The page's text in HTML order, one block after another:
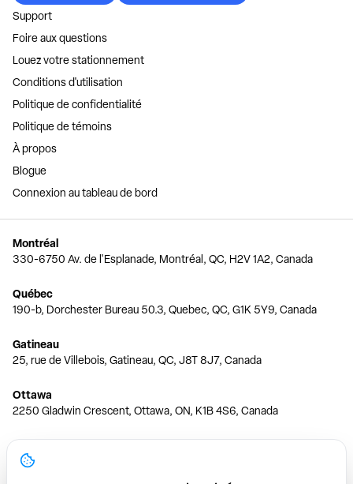
Support
Foire aux questions
Louez votre stationnement
Conditions d'utilisation
Politique de confidentialité
Politique de témoins
À propos
Blogue
Connexion au tableau de bord
Montréal
330-6750 Av. de l'Esplanade, Montréal, QC, H2V 1A2, Canada
Québec
190-b, Dorchester Bureau 50.3, Quebec, QC, G1K 5Y9, Canada
Gatineau
25, rue de Villebois, Gatineau, QC, J8T 8J7, Canada
Ottawa
2250 Gladwin Crescent, Ottawa, ON, K1B 4S6, Canada
Toronto
150 Ferrand Dr, 6th Floor, Toronto, ON, M3C 3E5, Canada